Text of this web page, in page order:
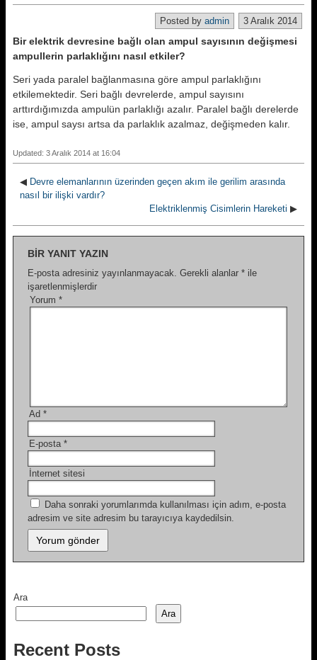
3 Aralık 2014
Posted by admin
Bir elektrik devresine bağlı olan ampul sayısının değişmesi
ampullerin parlaklığını nasıl etkiler?
Seri yada paralel bağlanmasına göre ampul parlaklığını
etkilemektedir. Seri bağlı devrelerde, ampul sayısını
arttırdığımızda ampulün parlaklığı azalır. Paralel bağlı derelerde
ise, ampul saysı artsa da parlaklık azalmaz, değişmeden kalır.
Updated: 3 Aralık 2014 at 16:04
◀ Devre elemanlarının üzerinden geçen akım ile gerilim arasında
nasıl bir ilişki vardır?
Elektriklenmiş Cisimlerin Hareketi ▶
BIR YANIT YAZIN
E-posta adresiniz yayınlanmayacak. Gerekli alanlar * ile
işaretlenmişlerdir
Yorum *
Ad *
E-posta *
İnternet sitesi
Daha sonraki yorumlarımda kullanılması için adım, e-posta
adresim ve site adresim bu tarayıcıya kaydedilsin.
Ara
Ara
Recent Posts